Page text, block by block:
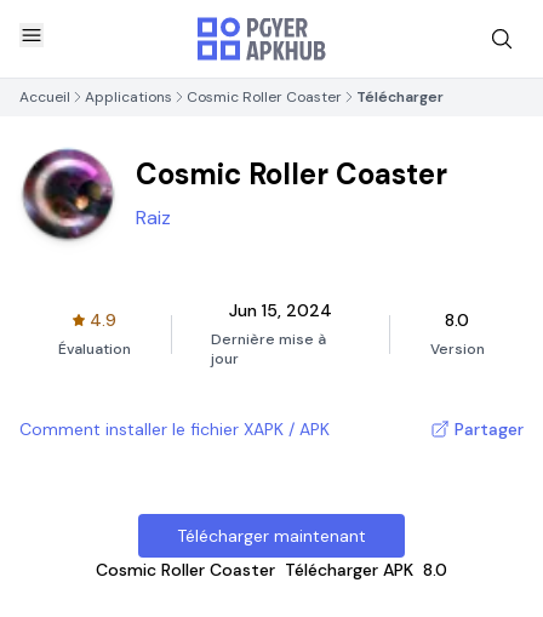
Accueil Applications Cosmic Roller Coaster Télécharger
Cosmic Roller Coaster
Raiz
4.9
Évaluation
Jun 15, 2024
Dernière mise à
jour
8.0
Version
Comment installer le fichier XAPK / APK Partager
Télécharger maintenant
Cosmic Roller Coaster Télécharger APK 8.0